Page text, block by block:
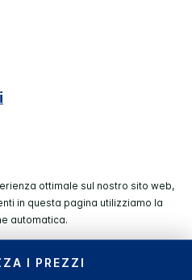
I PREZZI
ottimale sul nostro sito web,
in questa pagina utilizziamo la
automatica.